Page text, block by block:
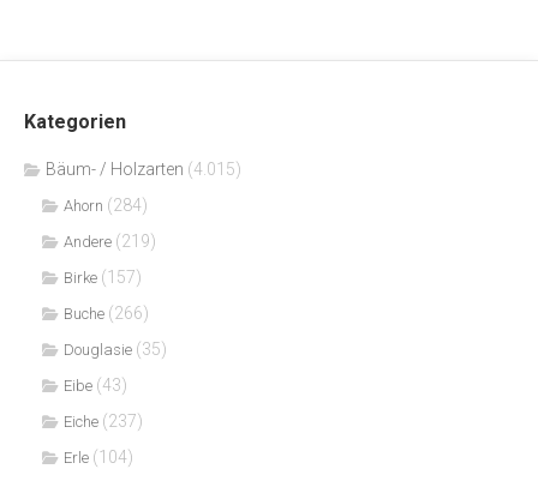
Kategorien
Bäum- / Holzarten (4.015)
Ahorn (284)
Andere (219)
Birke (157)
Buche (266)
Douglasie (35)
Eibe (43)
Eiche (237)
Erle (104)